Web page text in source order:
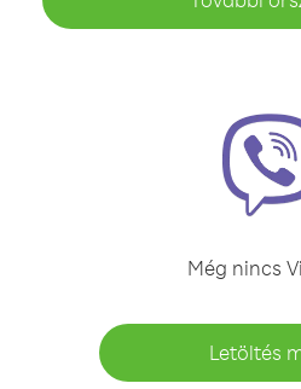
Még nincs
Letöltés